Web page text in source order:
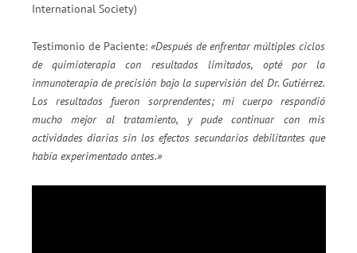
International Society)
Testimonio de Paciente: «Después de enfrentar múltiples ciclos
de quimioterapia con resultados limitados, opté por la
inmunoterapia de precisión bajo la supervisión del Dr. Gutiérrez.
Los resultados fueron sorprendentes; mi cuerpo respondió
mucho mejor al tratamiento, y pude continuar con mis
actividades diarias sin los efectos secundarios debilitantes que
había experimentado antes.»